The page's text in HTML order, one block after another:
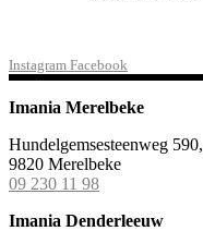
Instagram Facebook
Imania Merelbeke
Hundelgemsesteenweg 590,
9820 Merelbeke
09 230 11 98
Imania Denderleeuw